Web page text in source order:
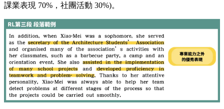
課業表現 70%，社團活動 30%)。